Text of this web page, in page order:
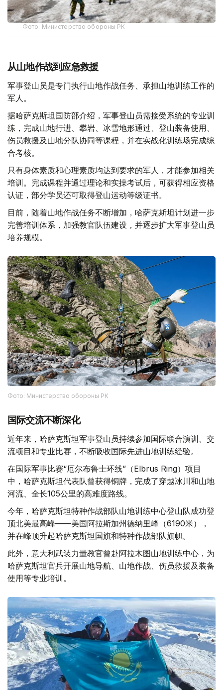
Фото: Министерство обороны РК
从山地作战到应急救援
军事登山员是专门执行山地作战任务、承担山地训练工作的
军人。
据哈萨克斯坦国防部介绍，军事登山员需接受系统的专业训
练，完成山地行进、攀岩、冰雪地形通过、登山装备使用、
伤员救援及山地分队协同等课程，并在实战化训练场完成综
合考核。
只有身体素质和心理素质均达到要求的军人，才能参加相关
培训。完成课程并通过理论和实操考试后，可获得相应资格
认证，部分学员还可取得登山运动等级证书。
目前，随着山地作战任务不断增加，哈萨克斯坦计划进一步
完善培训体系，加强教官队伍建设，并逐步扩大军事登山员
培养规模。
Фото: Министерство обороны РК
国际交流不断深化
近年来，哈萨克斯坦军事登山员持续参加国际联合演训、交
流项目和专业比赛，不断吸收国际先进山地训练经验。
在国际军事比赛“厄尔布鲁士环线”（Elbrus Ring）项目
中，哈萨克斯坦代表队曾获得铜牌，完成了穿越冰川和山地
河流、全长105公里的高难度路线。
今年，哈萨克斯坦特种作战部队山地训练中心登山队成功登
顶北美最高峰——美国阿拉斯加州德纳里峰（6190米），
并在峰顶升起哈萨克斯坦国旗和特种作战部队旗帜。
此外，意大利武装力量教官曾赴阿拉木图山地训练中心，为
哈萨克斯坦官兵开展山地导航、山地作战、伤员救援及装备
使用等专业培训。